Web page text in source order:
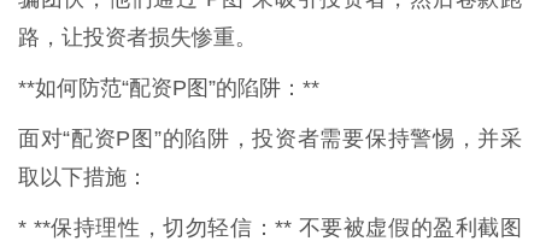
路，让投资者损失惨重。
**如何防范“配资P图”的陷阱：**
面对“配资P图”的陷阱，投资者需要保持警惕，并采
取以下措施：
* **保持理性，切勿轻信：** 不要被虚假的盈利截图